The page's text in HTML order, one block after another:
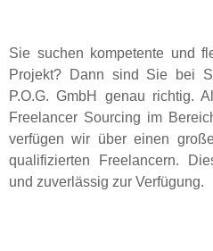
Sie suchen kompetente und
Projekt? Dann sind Sie bei
P.O.G. GmbH genau richtig.
Freelancer Sourcing im
verfügen wir über einen
qualifizierten Freelancern.
und zuverlässig zur Verfügung.